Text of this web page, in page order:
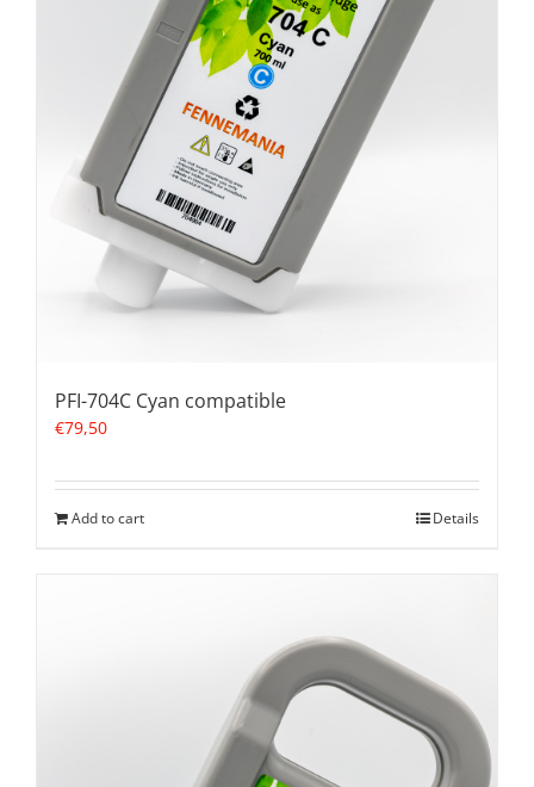
PFI-704C Cyan compatible
€79,50
Add to cart Details